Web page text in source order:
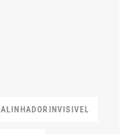
ALINHADORINVISIVEL